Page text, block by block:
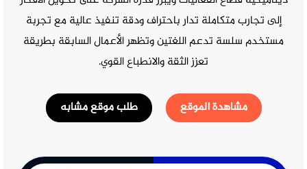
إلى تجارب متكاملة تدار باحتراف ودقة تنفيذ عالية مع تجربة
مستخدم سلسة تدعم اللغتين وتظهر الأعمال السابقة بطريقة
تعزز الثقة والانطباع القوي.
مشاهدة الموقع طلب موقع مشابه